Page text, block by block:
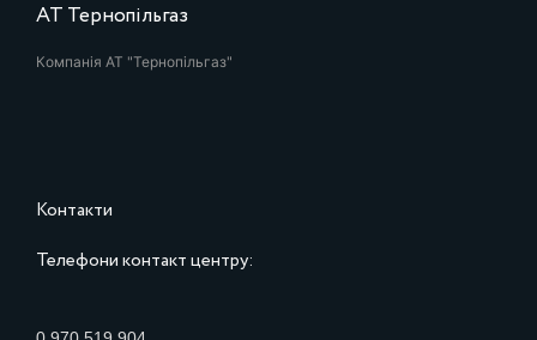
АТ Тернопільгаз
Компанія АТ "Тернопільгаз"
Контакти
Телефони контакт центру: